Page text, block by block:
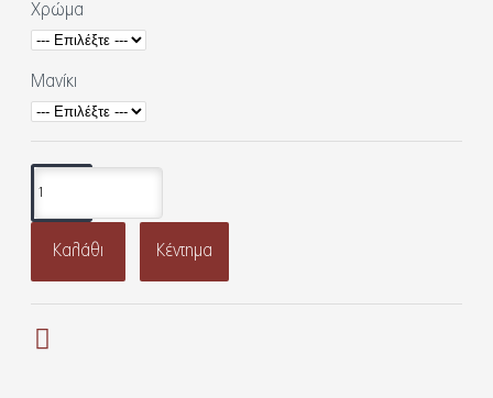
Χρώμα
Μανίκι
Καλάθι Κέντημα